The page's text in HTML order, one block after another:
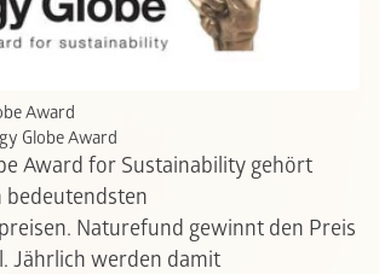
Award
Globe Award
Award for Sustainability gehört
Naturefund gewinnt den Preis
Jährlich werden damit